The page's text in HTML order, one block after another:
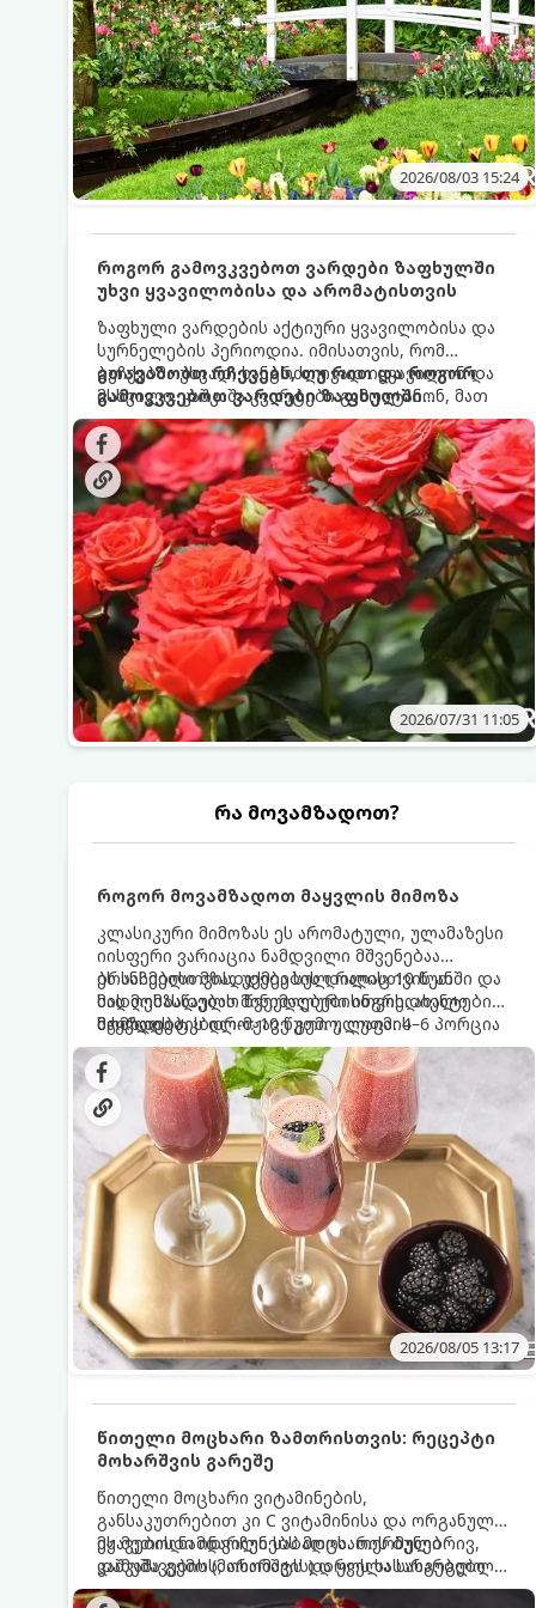
2026/08/03 15:24
როგორ გამოვკვებოთ ვარდები ზაფხულში
უხვი ყვავილობისა და არომატისთვის
ზაფხული ვარდების აქტიური ყვავილობისა და
სურნელების პერიოდია. იმისათვის, რომ
ბუჩქებმა უხვად, ხანგრძლივად იყვავილონ და
მსხვილი, კაშკაშა კვირტები გამოიტანონ, მათ
რეგულარული და სწორი გამოკვება
სჭირდებათ. ზაფხულის პერიოდში მცენარის
მოთხოვნილებები იცვლება, ამიტომ
მნიშვნელოვანია ვიცოდეთ, რომელი სასუქები
გამოიყენება ამ დროს.
გთავაზობთ რჩევებს, თუ რით და როგორ
გამოვკვებოთ ვარდები ზაფხულში
საუკეთესო შედეგის მისაღწევად:
2026/07/31 11:05
რა მოვამზადოთ?
როგორ მოვამზადოთ მაყვლის მიმოზა
კლასიკური მიმოზას ეს არომატული, ულამაზესი
იისფერი ვარიაცია ნამდვილი მშვენებაა
ბრანჩებისთვის, უქმეების დილისთვის ან
სადღესასწაულო წვეულებებისთვის. ახალი
მაყვლის ტკბილ-მჟავე გემო, ლაიმის
ციტრუსოვანი არომატი და ცქრიალა ღვინის
ბუშტუკები ქმნის საოცრად დახვეწილ და
მაგრილებელ კოქტეილს.
ეს სასმელი მზადდება სულ რაღაც 10 წუთში და
მის მომზადებას მინიმალური ინგრედიენტები
სჭირდება.
მომზადების დრო: 10 წუთი ულუფა: 4–6 პორცია
2026/08/05 13:17
წითელი მოცხარი ზამთრისთვის: რეცეპტი
მოხარშვის გარეშე
წითელი მოცხარი ვიტამინების,
განსაკუთრებით კი C ვიტამინისა და ორგანული
მჟავების ნამდვილი საბადოა. თერმული
დამუშავების (მოხარშვის) დროს სასარგებლო
ნივთიერებების დიდი ნაწილი იშლება. ამიტომ,
ეს მეთოდი ინარჩუნებს მოცხარის ბუნებრივ,
კაშკაშა გემოს, არომატს და ყველა სასარგებლო
თვისებას.